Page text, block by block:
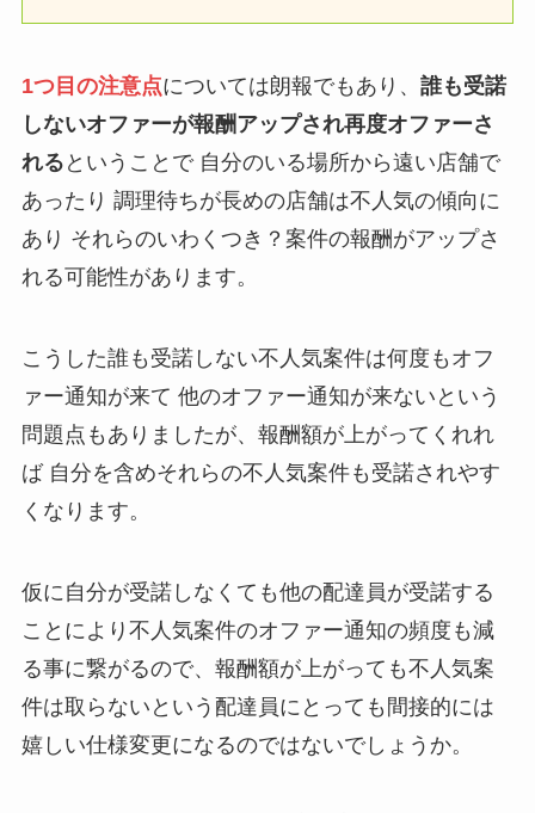
1つ目の注意点については朗報でもあり、 誰も受諾
しないオファーが報酬アップされ再度オファーさ
れる ということで 自分のいる場所から遠い店舗で
あったり 調理待ちが長めの店舗は不人気の傾向に
あり それらのいわくつき？案件の報酬がアップさ
れる可能性があります。
こうした誰も受諾しない不人気案件は何度もオフ
ァー通知が来て 他のオファー通知が来ないという
問題点もありましたが、報酬額が上がってくれれ
ば 自分を含めそれらの不人気案件も受諾されやす
くなります。
仮に自分が受諾しなくても他の配達員が受諾する
ことにより不人気案件のオファー通知の頻度も減
る事に繋がるので、報酬額が上がっても不人気案
件は取らないという配達員にとっても間接的には
嬉しい仕様変更になるのではないでしょうか。